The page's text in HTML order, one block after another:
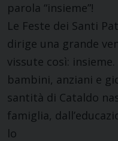
parola “insieme”!
Le Feste dei Santi
dirige una grande
vissute così:
bambini, anziani e
santità di Cataldo
famiglia,
lo